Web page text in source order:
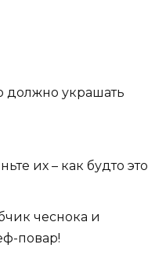
должно украшать
их – как будто это
чеснока и
повар!